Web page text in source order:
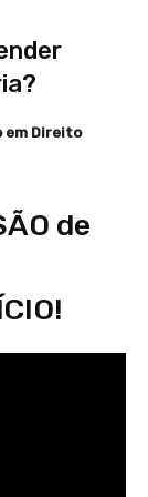
em Direito
de